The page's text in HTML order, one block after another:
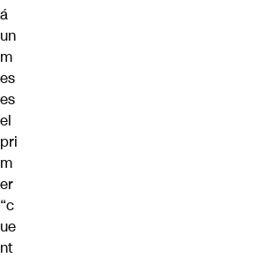
á
un
m
es
es
el
pri
m
er
“c
ue
nt